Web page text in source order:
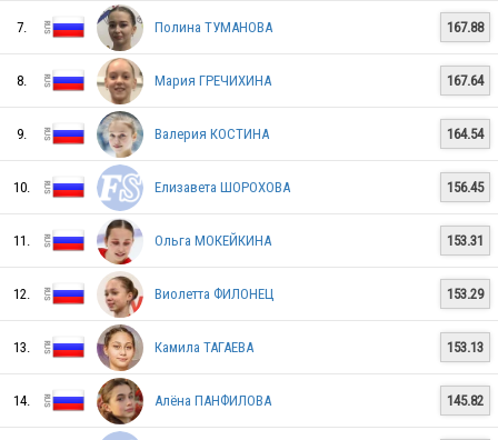
RUS
RUS
7. Полина ТУМАНОВА 167.88
8. Мария ГРЕЧИХИНА 167.64
9. Валерия КОСТИНА 164.54
10. Елизавета ШОРОХОВА 156.45
11. Ольга МОКЕЙКИНА 153.31
12. Виолетта ФИЛОНЕЦ 153.29
13. Камила ТАГАЕВА 153.13
14. Алёна ПАНФИЛОВА 145.82